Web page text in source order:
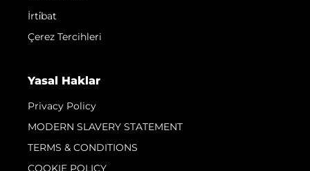
İrti̇bat
Çerez Tercihleri
Yasal Haklar
Privacy Policy
MODERN SLAVERY STATEMENT
TERMS & CONDITIONS
COOKIE POLICY